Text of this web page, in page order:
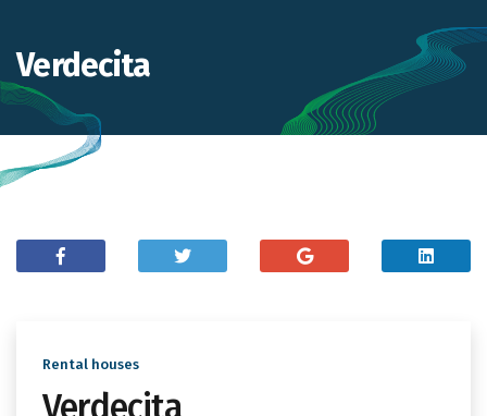
Verdecita
Rental houses
Verdecita